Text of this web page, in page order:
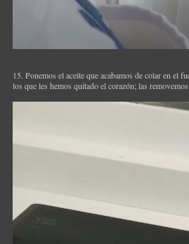
15. Ponemos el aceite que acabamos de colar en el
los que les hemos quitado el corazón; las